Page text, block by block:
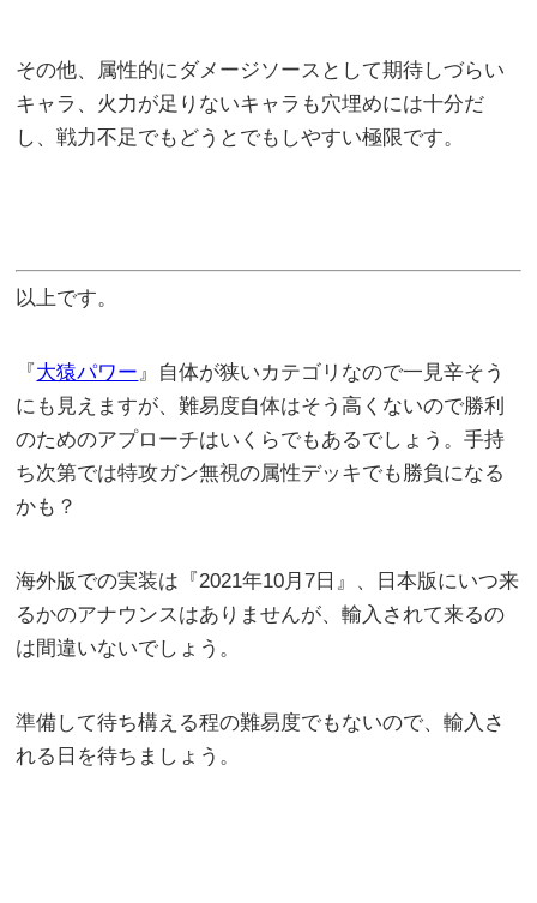
その他、属性的にダメージソースとして期待しづらい
キャラ、火力が足りないキャラも穴埋めには十分だ
し、戦力不足でもどうとでもしやすい極限です。
以上です。
『 大猿パワー』自体が狭いカテゴリなので一見辛そう
にも見えますが、難易度自体はそう高くないので勝利
のためのアプローチはいくらでもあるでしょう。手持
ち次第では特攻ガン無視の属性デッキでも勝負になる
かも？
海外版での実装は『2021年10月7日』、日本版にいつ来
るかのアナウンスはありませんが、輸入されて来るの
は間違いないでしょう。
準備して待ち構える程の難易度でもないので、輸入さ
れる日を待ちましょう。